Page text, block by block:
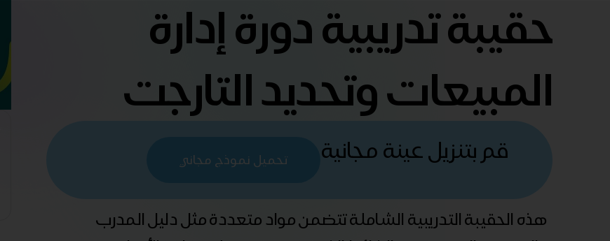
حقيبة تدريبية دورة إدارة
المبيعات وتحديد التارجت
قم بتنزيل عينة مجانية تحميل نموذج مجاني
هذه الحقيبة التدريبية الشاملة تتضمن مواد متعددة مثل دليل المدرب